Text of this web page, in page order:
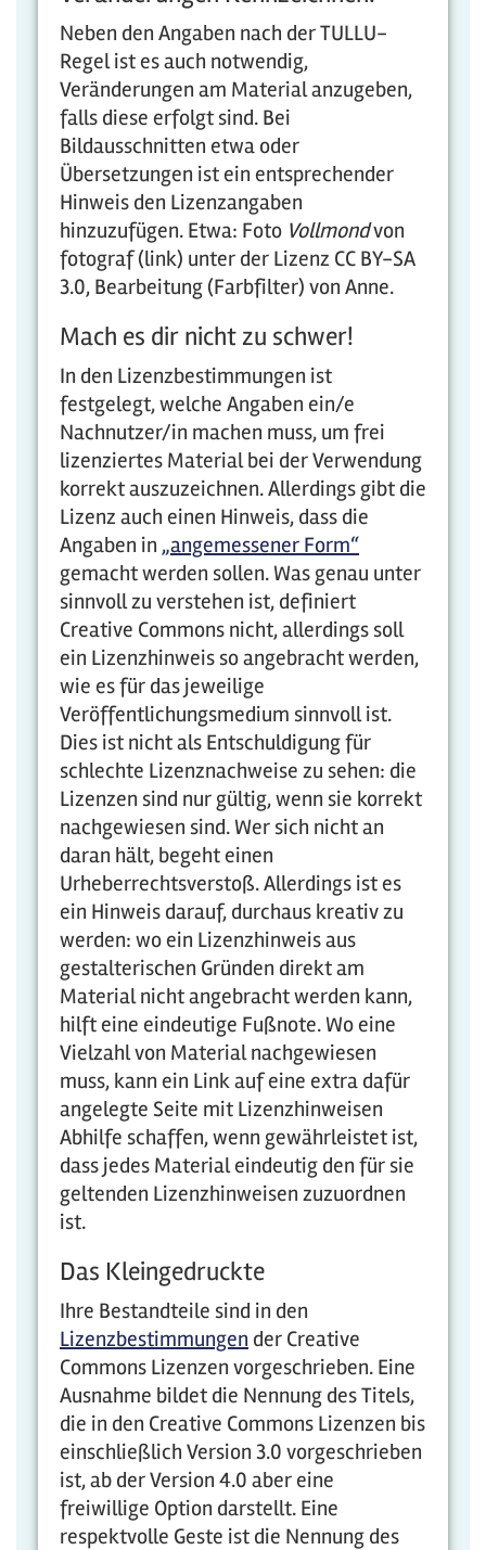
Neben den Angaben nach der TULLU-
Regel ist es auch notwendig,
Veränderungen am Material anzugeben,
falls diese erfolgt sind. Bei
Bildausschnitten etwa oder
Übersetzungen ist ein entsprechender
Hinweis den Lizenzangaben
hinzuzufügen. Etwa: Foto Vollmondvon
fotograf (link) unter der Lizenz CC BY-SA
3.0, Bearbeitung (Farbfilter) von Anne.
Mach es dir nicht zu schwer!
In den Lizenzbestimmungen ist
festgelegt, welche Angaben ein/e
Nachnutzer/in machen muss, um frei
lizenziertes Material bei der Verwendung
korrekt auszuzeichnen. Allerdings gibt die
Lizenz auch einen Hinweis, dass die
Angaben in „angemessener Form“
gemacht werden sollen. Was genau unter
sinnvoll zu verstehen ist, definiert
Creative Commons nicht, allerdings soll
ein Lizenzhinweis so angebracht werden,
wie es für das jeweilige
Veröffentlichungsmedium sinnvoll ist.
Dies ist nicht als Entschuldigung für
schlechte Lizenznachweise zu sehen: die
Lizenzen sind nur gültig, wenn sie korrekt
nachgewiesen sind. Wer sich nicht an
daran hält, begeht einen
Urheberrechtsverstoß. Allerdings ist es
ein Hinweis darauf, durchaus kreativ zu
werden: wo ein Lizenzhinweis aus
gestalterischen Gründen direkt am
Material nicht angebracht werden kann,
hilft eine eindeutige Fußnote. Wo eine
Vielzahl von Material nachgewiesen
muss, kann ein Link auf eine extra dafür
angelegte Seite mit Lizenzhinweisen
Abhilfe schaffen, wenn gewährleistet ist,
dass jedes Material eindeutig den für sie
geltenden Lizenzhinweisen zuzuordnen
ist.
Das Kleingedruckte
Ihre Bestandteile sind in den
Lizenzbestimmungen der Creative
Commons Lizenzen vorgeschrieben. Eine
Ausnahme bildet die Nennung des Titels,
die in den Creative Commons Lizenzen bis
einschließlich Version 3.0 vorgeschrieben
ist, ab der Version 4.0 aber eine
freiwillige Option darstellt. Eine
respektvolle Geste ist die Nennung des